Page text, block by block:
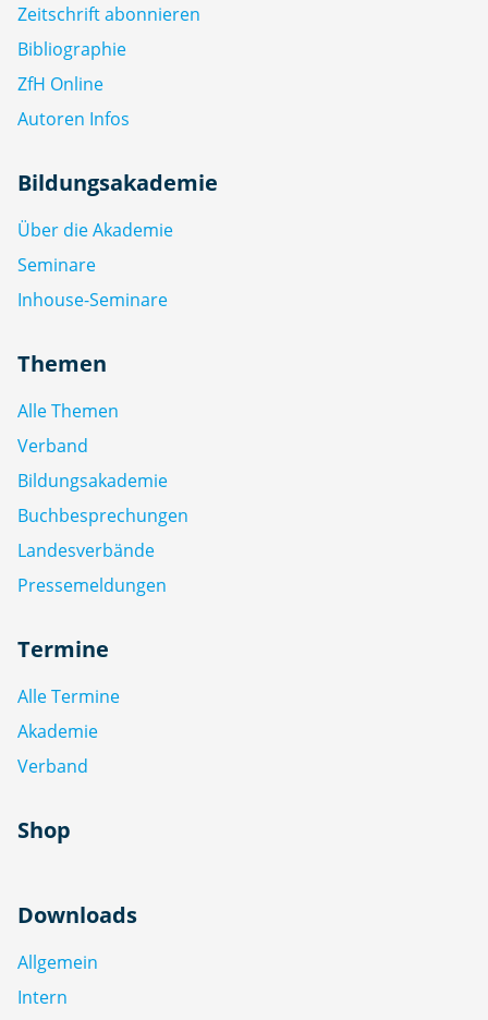
Zeitschrift abonnieren
Bibliographie
ZfH Online
Autoren Infos
Bildungsakademie
Über die Akademie
Seminare
Inhouse-Seminare
Themen
Alle Themen
Verband
Bildungsakademie
Buchbesprechungen
Landesverbände
Pressemeldungen
Termine
Alle Termine
Akademie
Verband
Shop
Downloads
Allgemein
Intern